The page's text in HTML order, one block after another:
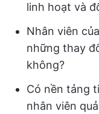
linh hoạt và
Nhân viên
những thay
không?
Có nền tảng
nhân viên